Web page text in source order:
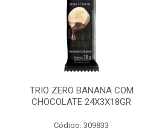
TRIO ZERO BANANA COM
CHOCOLATE 24X3X18GR
Código: 309833